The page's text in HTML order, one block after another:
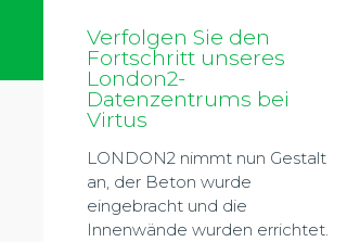
Verfolgen Sie den
Fortschritt unseres
London2-
Datenzentrums bei
Virtus
LONDON2 nimmt nun Gestalt
an, der Beton wurde
eingebracht und die
Innenwände wurden errichtet.